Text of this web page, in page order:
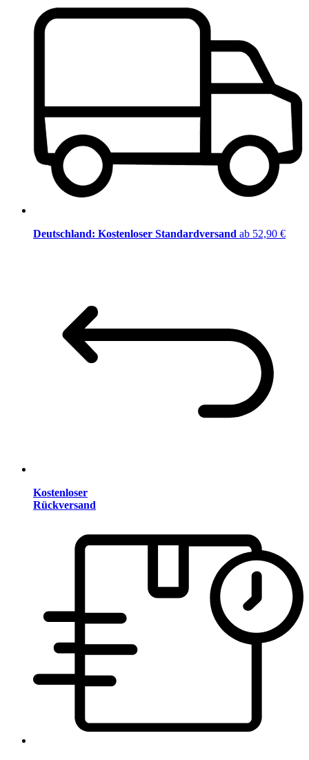
Deutschland: Kostenloser Standardversand ab 52,90 €
Kostenloser
Rückversand